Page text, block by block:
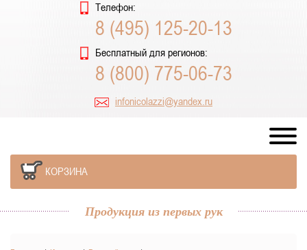
Телефон:
8 (495) 125-20-13
Бесплатный для регионов:
8 (800) 775-06-73
infonicolazzi@yandex.ru
КОРЗИНА
Продукция из первых рук